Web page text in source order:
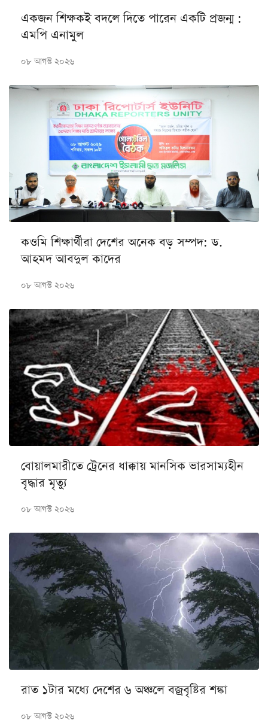
একজন শিক্ষকই বদলে দিতে পারেন একটি প্রজন্ম :
এমপি এনামুল
০৮ আগস্ট ২০২৬
কওমি শিক্ষার্থীরা দেশের অনেক বড় সম্পদ: ড.
আহমদ আবদুল কাদের
০৮ আগস্ট ২০২৬
বোয়ালমারীতে ট্রেনের ধাক্কায় মানসিক ভারসাম্যহীন
বৃদ্ধার মৃত্যু
০৮ আগস্ট ২০২৬
রাত ১টার মধ্যে দেশের ৬ অঞ্চলে বজ্রবৃষ্টির শঙ্কা
০৮ আগস্ট ২০২৬